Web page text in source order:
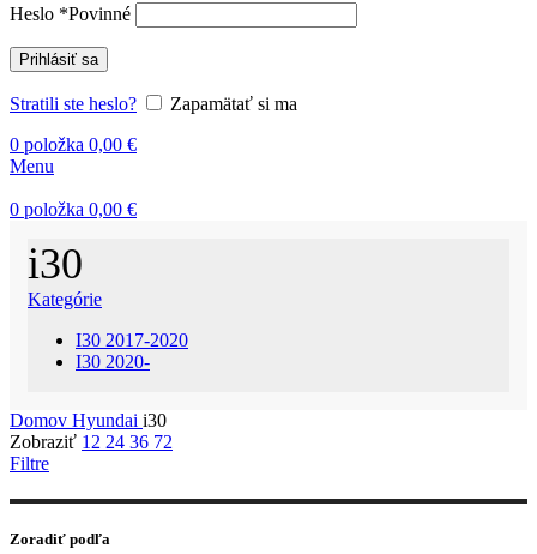
Heslo *Povinné
Prihlásiť sa
Stratili ste heslo?
Zapamätať si ma
0 položka 0,00 €
Menu
0 položka 0,00 €
i30
Kategórie
I30 2017-2020
I30 2020-
Domov Hyundai i30
Zobraziť 12 24 36 72
Filtre
Zoradiť podľa